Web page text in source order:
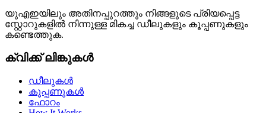
യുഎഇയിലും അതിനപ്പുറത്തും നിങ്ങളുടെ പ്രിയപ്പെട്ട
സ്റ്റോറുകളിൽ നിന്നുള്ള മികച്ച ഡീലുകളും കൂപ്പണുകളും
കണ്ടെത്തുക.
ക്വിക്ക് ലിങ്കുകൾ
ഡീലുകൾ
കൂപ്പണുകൾ
ഫോറം